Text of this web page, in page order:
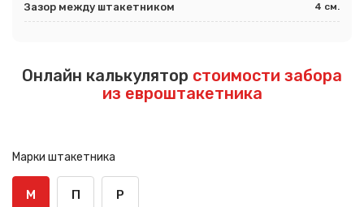
Зазор между штакетником 4 см.
Онлайн калькулятор стоимости забора
из евроштакетника
Марки штакетника
М П Р